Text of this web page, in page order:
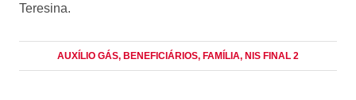
Teresina.
AUXÍLIO GÁS, BENEFICIÁRIOS, FAMÍLIA, NIS FINAL 2